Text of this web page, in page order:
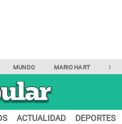
MUNDO MARIO HART
ACTUALIDAD DEPORTES